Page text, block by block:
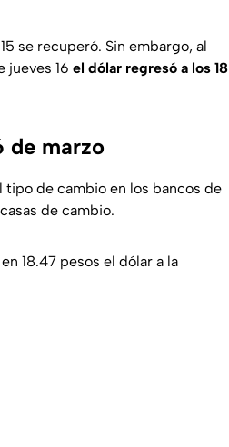
se recuperó. Sin embargo, al
jueves 16 el dólar regresó a los 18
de marzo
de cambio en los bancos de
de cambio.
18.47 pesos el dólar a la